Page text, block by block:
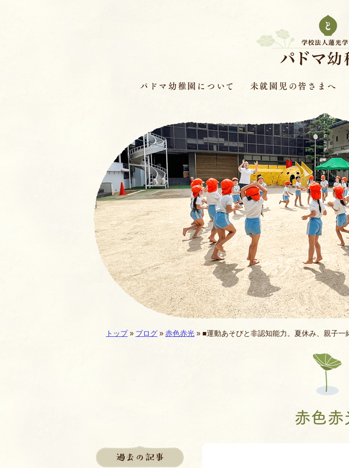
パドマ幼稚園について
園長のことば／沿革
園の魅力
保育理念・保育⽅針
教育の特徴
園の一年・一日
仏教食育
預かり保育
施設／セキュリティ
未就園児の皆さまへ
次年度園児募集要項
保護者さまの声
見学会・体験保育・説明
会
学費
バスコース
よくあるQ&A
地域開放
はす
現在地:
トップ» ブログ » 赤色赤光 » ■運動あそびと非認知能力。夏休み、親子一
赤色赤
過去の記事